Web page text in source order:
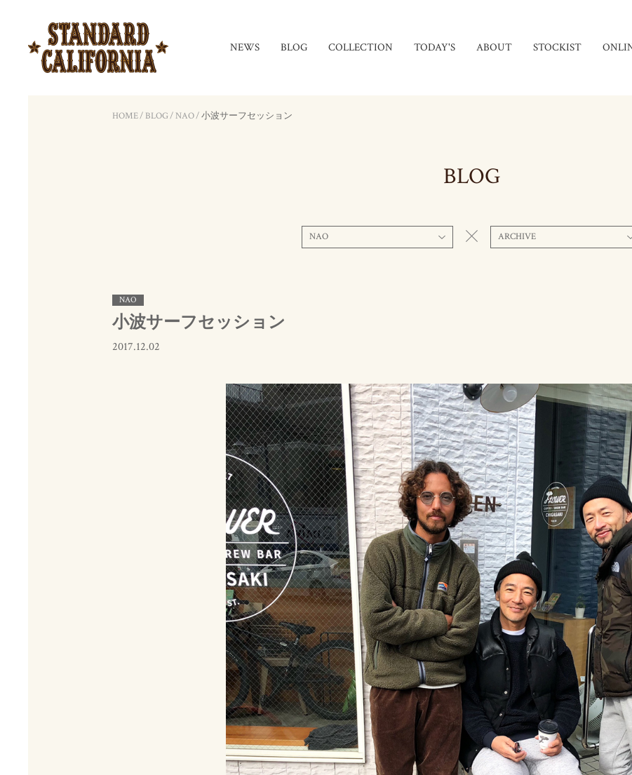
NEWS BLOG COLLECTION TODAY'S ABOUT STOCKIST
HOME/ BLOG/NAO/小波サーフセッション
BLOG
NAO ARCHIVE
NAO
小波サーフセッション
2017.12.02